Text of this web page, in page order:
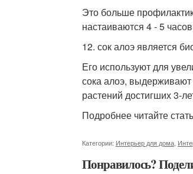
Это больше
настаиваются 4 - 5
12. сок алоэ является
Его используют для
сока алоэ,
растений достигших 3-
Подробнее читайте
Категории: Интерьер для дома
Понравилось?